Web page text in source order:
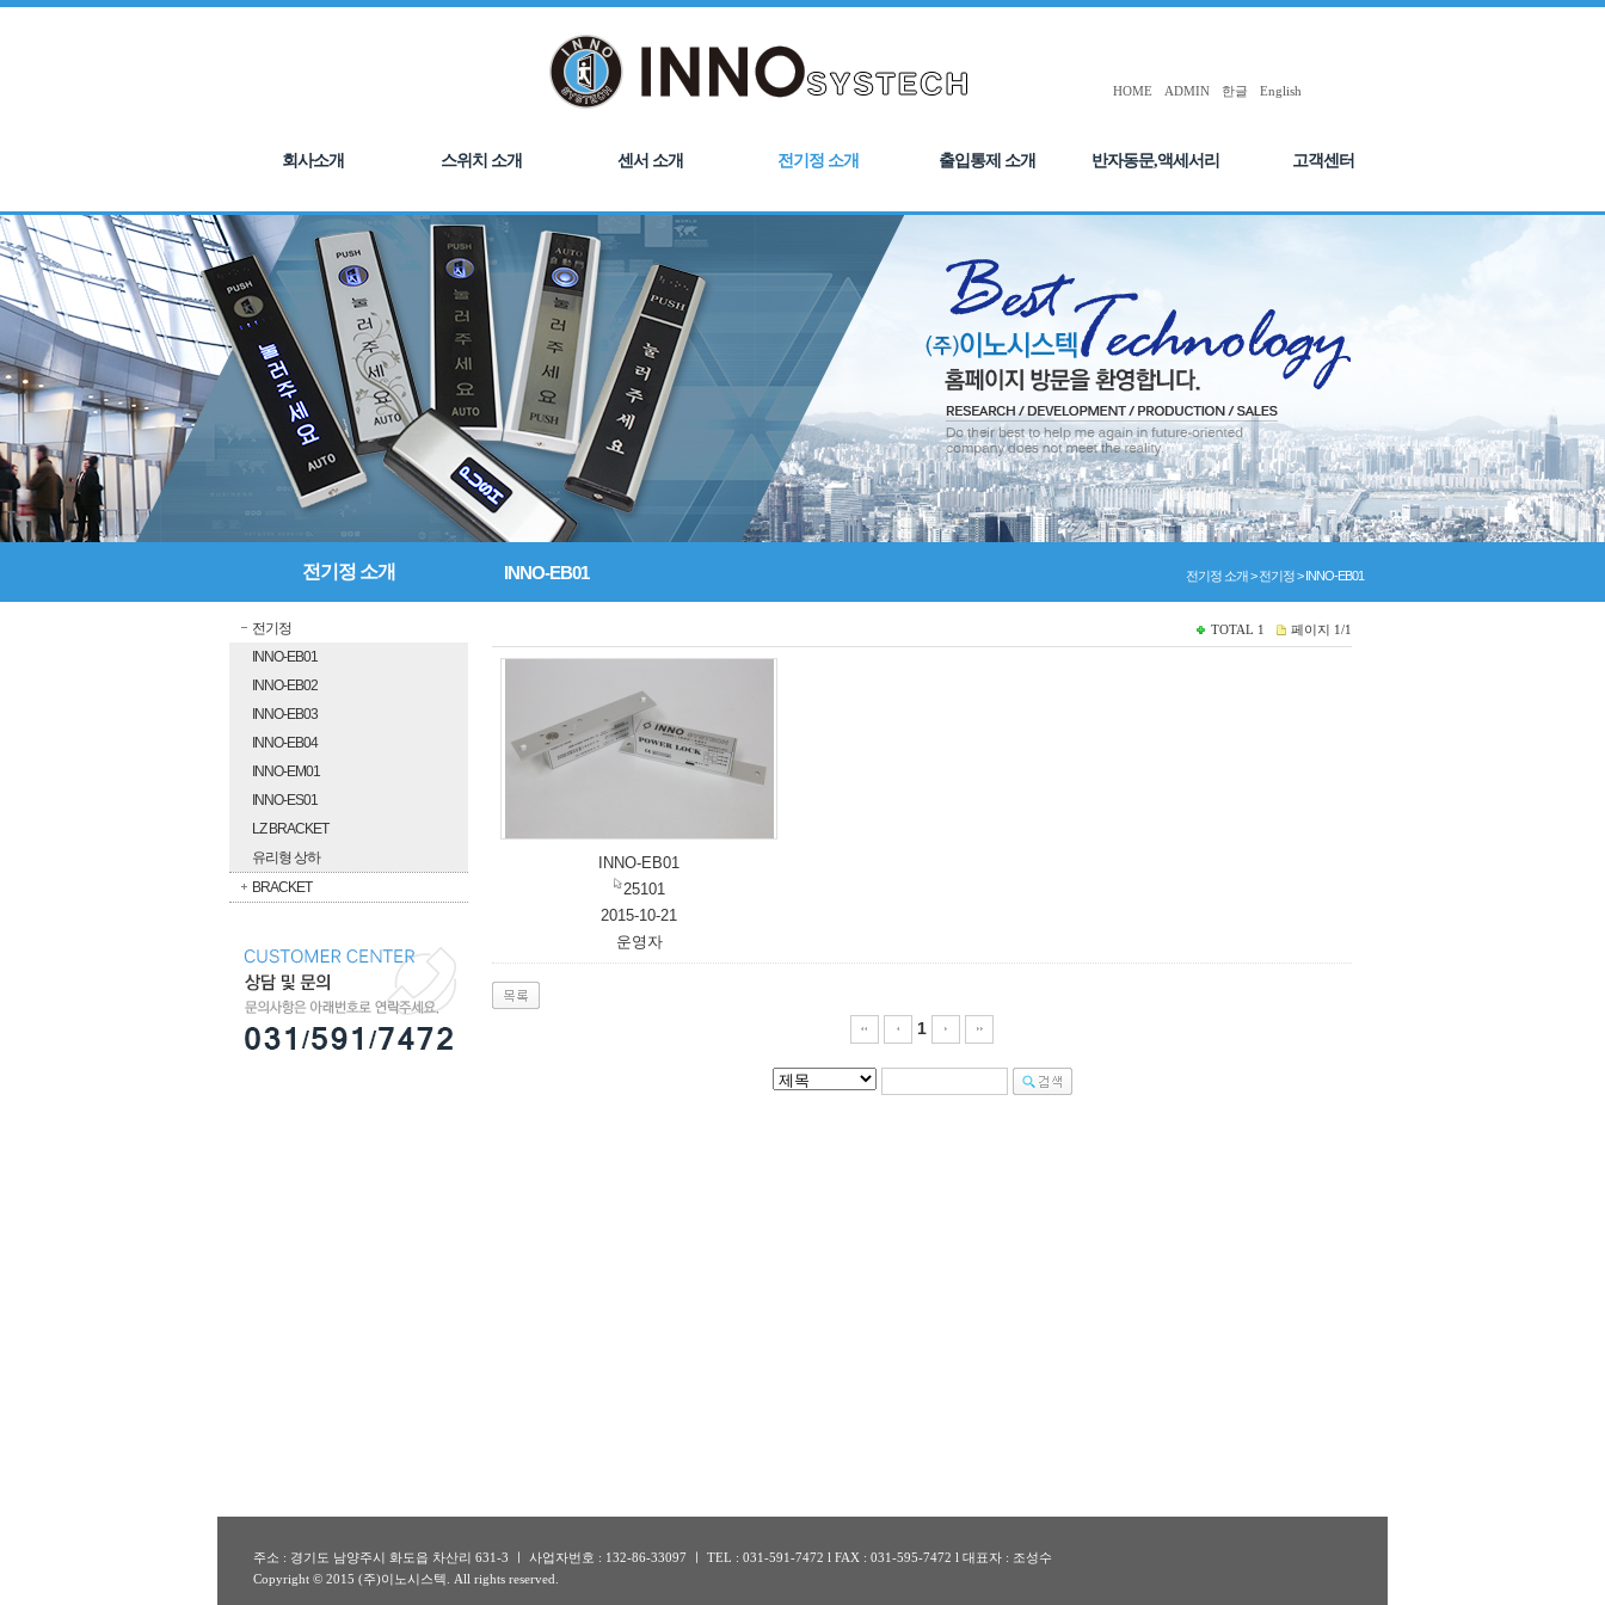
HOME ADMIN 한글 English
회사소개 스위치 소개 센서 소개 전기정 소개 출입통제 소개 반자동문,액세서리 고객센터
전기정 소개
전기정
INNO-EB01
INNO-EB02
INNO-EB03
INNO-EB04
INNO-EM01
INNO-ES01
LZ BRACKET
유리형 상하
BRACKET
INNO-EB01 전기정 소개 > 전기정 > INNO-EB01
TOTAL 1 페이지 1/1
INNO-EB01
25101
2015-10-21
운영자
1
주소 : 경기도 남양주시 화도읍 차산리 631-3 ㅣ 사업자번호 : 132-86-33097 ㅣ TEL : 031-591-7472 l FAX : 031-595-7472 l 대표자 : 조성수
Copyright © 2015 (주)이노시스텍. All rights reserved.